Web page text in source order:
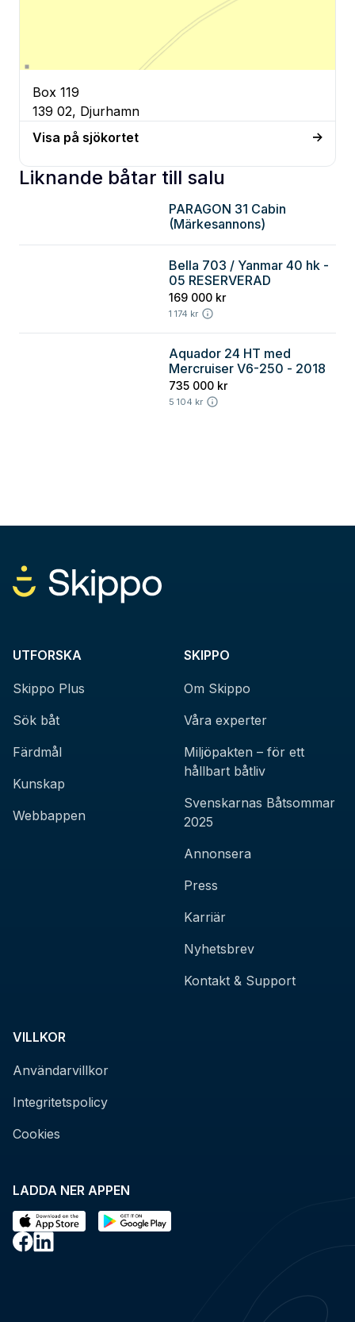
Box 119
139 02, Djurhamn
Visa på sjökortet
Liknande båtar till salu
PARAGON 31 Cabin
(Märkesannons)
Bella 703 / Yanmar 40 hk -
05 RESERVERAD
169 000 kr
1 174 kr
Aquador 24 HT med
Mercruiser V6-250 - 2018
735 000 kr
5 104 kr
LADDA NER APPEN
UTFORSKA
Skippo Plus
Sök båt
Färdmål
Kunskap
Webbappen
SKIPPO
Om Skippo
Våra experter
Miljöpakten – för ett
hållbart båtliv
Svenskarnas Båtsommar
2025
Annonsera
Press
Karriär
Nyhetsbrev
Kontakt & Support
VILLKOR
Användarvillkor
Integritetspolicy
Cookies